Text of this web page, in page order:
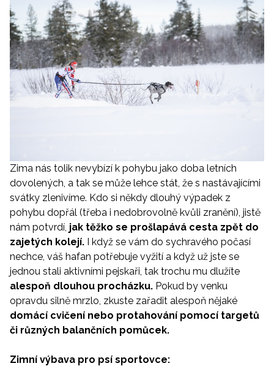
Zima nás tolik nevybízí k pohybu jako doba letních
dovolených, a tak se může lehce stát, že s nastávajícími
svátky zlenivíme. Kdo si někdy dlouhý výpadek z
pohybu dopřál (třeba i nedobrovolně kvůli zranění), jistě
nám potvrdí, jak těžko se prošlapává cesta zpět do
zajetých kolejí. I když se vám do sychravého počasí
nechce, váš hafan potřebuje vyžití a když už jste se
jednou stali aktivními pejskaři, tak trochu mu dlužíte
alespoň dlouhou procházku. Pokud by venku
opravdu silně mrzlo, zkuste zařadit alespoň nějaké
domácí cvičení nebo protahování pomocí targetů
či různých balančních pomůcek.
Zimní výbava pro psí sportovce: